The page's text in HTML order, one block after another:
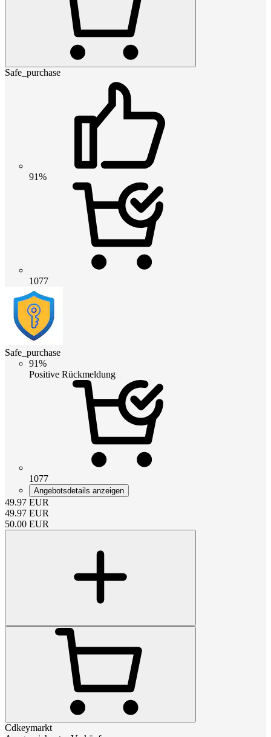
Safe_purchase
91%
1077
Safe_purchase
91%
Positive Rückmeldung
1077
Angebotsdetails anzeigen
49.97 EUR
49.97 EUR
50.00 EUR
Cdkeymarkt